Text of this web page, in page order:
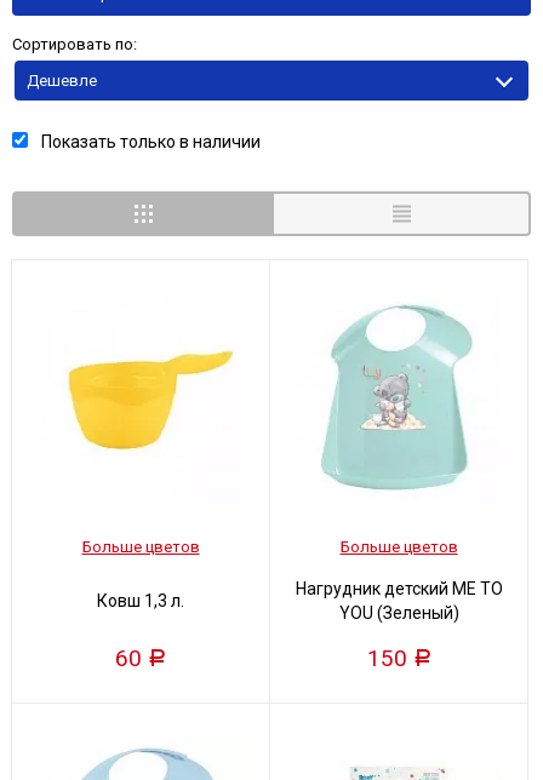
Сортировать по:
Дешевле
Показать только в наличии
Больше цветов
Ковш 1,3 л.
60 Р
Больше цветов
Нагрудник детский ME TO
YOU (Зеленый)
150 Р